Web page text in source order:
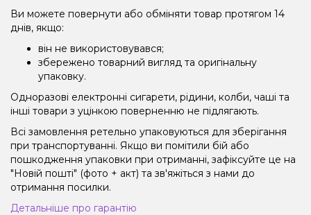
Ви можете повернути або обміняти товар протягом 14
днів, якщо:
він не використовувався;
збережено товарний вигляд та оригінальну
упаковку.
Одноразові електронні сигарети, рідини, колби, чаші та
інші товари з уцінкою поверненню не підлягають.
Всі замовлення ретельно упаковуються для зберігання
при транспортуванні. Якщо ви помітили бій або
пошкодження упаковки при отриманні, зафіксуйте це на
"Новій пошті" (фото + акт) та зв'яжіться з нами до
отримання посилки.
Детальніше про гарантію